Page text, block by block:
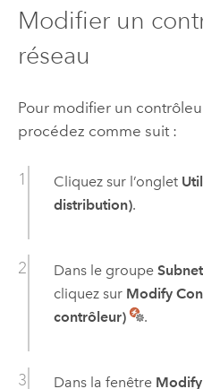
Modifier un
réseau
Pour modifier un
procédez comme suit :
Cliquez sur l’onglet
distribution).
Dans le groupe
cliquez sur Modify
contrôleur)
.
Dans la fenêtre